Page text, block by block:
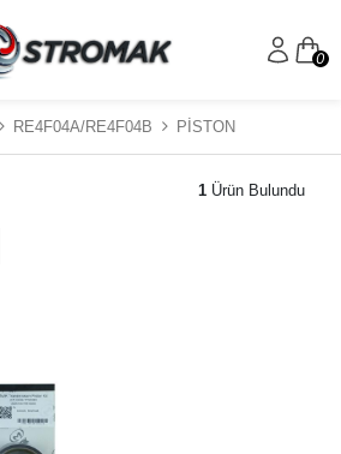
0
RE4F04A/RE4F04B PİSTON
1 Ürün Bulundu